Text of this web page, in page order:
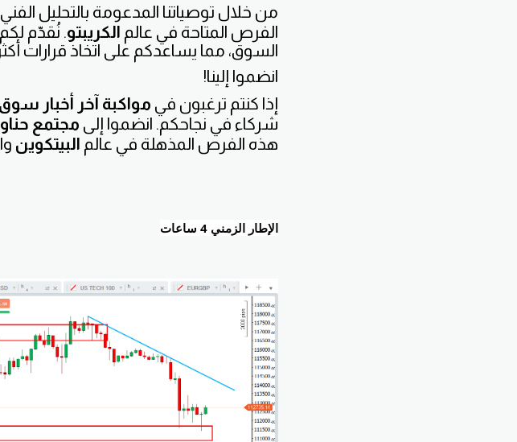
من خلال توصياتنا المدعومة بالتحليل
الفرص المتاحة في عالم الكريبتو. نُقدّم
السوق، مما يساعدكم على اتخاذ قرارات
انضموا إلينا!
إذا كنتم ترغبون في مواكبة آخر أخبار
شركاء في نجاحكم. انضموا إلى مجتمع
هذه الفرص المذهلة في عالم البيتكوين
الإطار الزمني 4 ساعات